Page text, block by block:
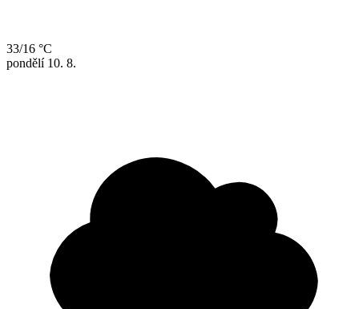
33/16 °C
pondělí 10. 8.